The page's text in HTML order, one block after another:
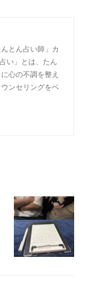
とん占い師」カ
い」とは、たん
心の不調を整え
ンセリングをベ